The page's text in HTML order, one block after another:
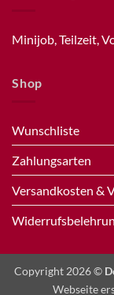
Minijob, Teilzeit,
Shop
Wunschliste
Zahlungsarten
Versandkosten &
Copyright 2026 ©
Webseite